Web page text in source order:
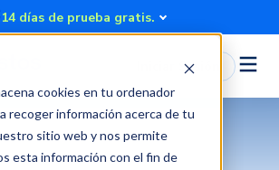
cookies en tu ordenador
recoger información acerca de tu
sitio web y nos permite
esta información con el fin de
14 días de prueba gratis.
Iniciar Sesión